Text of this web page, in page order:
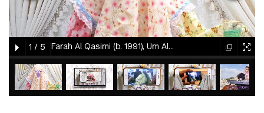
gallery
element
gallery
element
gallery
element
gallery
element
gallery
element
gallery
element
gallery
element
gallery
element
gallery
element
gallery
element
gallery
element
gallery
element
gallery
element
gallery
element
gallery
element
gallery
element
gallery
element
gallery
element
gallery
element
gallery
element
gallery
element
gallery
element
gallery
element
gallery
element
gallery
element
gallery
element
gallery
element
gallery
element
gallery
element
gallery
element
gallery
element
gallery
element
gallery
element
gallery
element
gallery
element1 / 5 Farah Al Qasimi (b. 1991), Um Al-Naar, 2019, film, 42 min 07 sec (still from film)